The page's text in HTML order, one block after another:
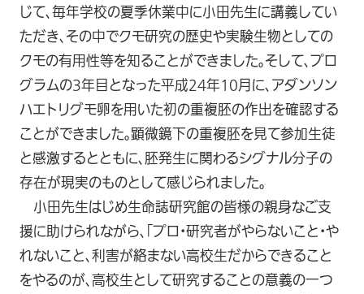
じて、毎年学校の夏季休業中に小田先生に講義してい
ただき、その中でクモ研究の歴史や実験生物としての
クモの有用性等を知ることができました。そして、プロ
グラムの3年目となった平成24年10月に、アダンソン
ハエトリグモ卵を用いた初の重複胚の作出を確認する
ことができました。顕微鏡下の重複胚を見て参加生徒
と感激するとともに、胚発生に関わるシグナル分子の
存在が現実のものとして感じられました。
小田先生はじめ生命誌研究館の皆様の親身なご支
援に助けられながら、「プロ・研究者がやらないこと・や
れないこと、利害が絡まない高校生だからできること
をやるのが、高校生として研究することの意義の一つ